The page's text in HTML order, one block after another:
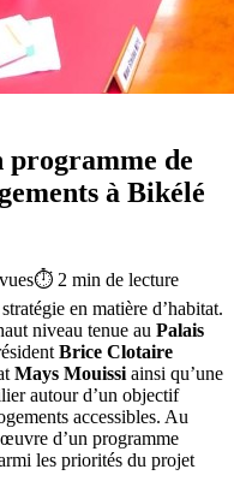
programme de
à Bikélé
vues⏱️ 2 min de lecture
en matière d’habitat.
niveau tenue au Palais
Brice Clotaire
Mays Mouissi ainsi qu’une
autour d’un objectif
accessibles. Au
d’un programme
les priorités du projet